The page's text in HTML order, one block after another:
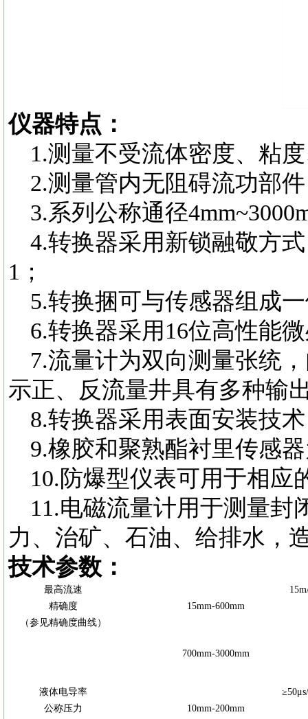
仪器特点：
1.测量不受流体密度、粘
2.测量管内无阻碍流功部
3.系列公称通径4mm~3000
4.转换器采用新锁融敬方
1；
5.转换捆可与传感器组成
6.转换器采用16位高性能
7.流量计为双向测量张统
示正、反流量井具有多种输
8.转换器采用表面安装技
9.橡胶和聚熟酯衬里传感
10.防爆型仪表可用于相应
11.电磁流量计用于测量封
力、治矿、石油、给排水，
技术参数：
最高流速
精确度
（参见精确度曲线）
15mm-600mm
700mm-3000mm
液体电导率 ≥50μ
公称压力
10mm-200mm